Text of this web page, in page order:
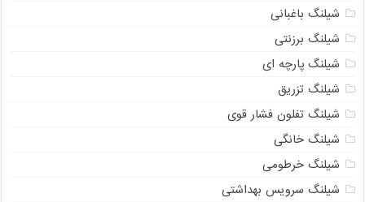
شیلنگ باغبانی
شیلنگ برزنتی
شیلنگ پارچه‌ ای
شیلنگ تزریق
شیلنگ تفلون فشار قوی
شیلنگ خانگی
شیلنگ خرطومی
شیلنگ سرویس بهداشتی